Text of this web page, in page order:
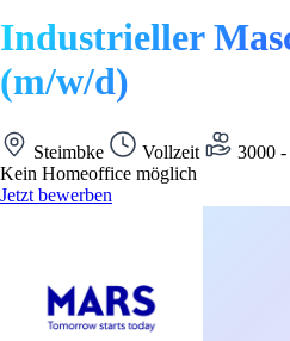
Industrieller
(m/w/d)
Steimbke Vollzeit
3000 -
Kein Homeoffice möglich
Jetzt bewerben